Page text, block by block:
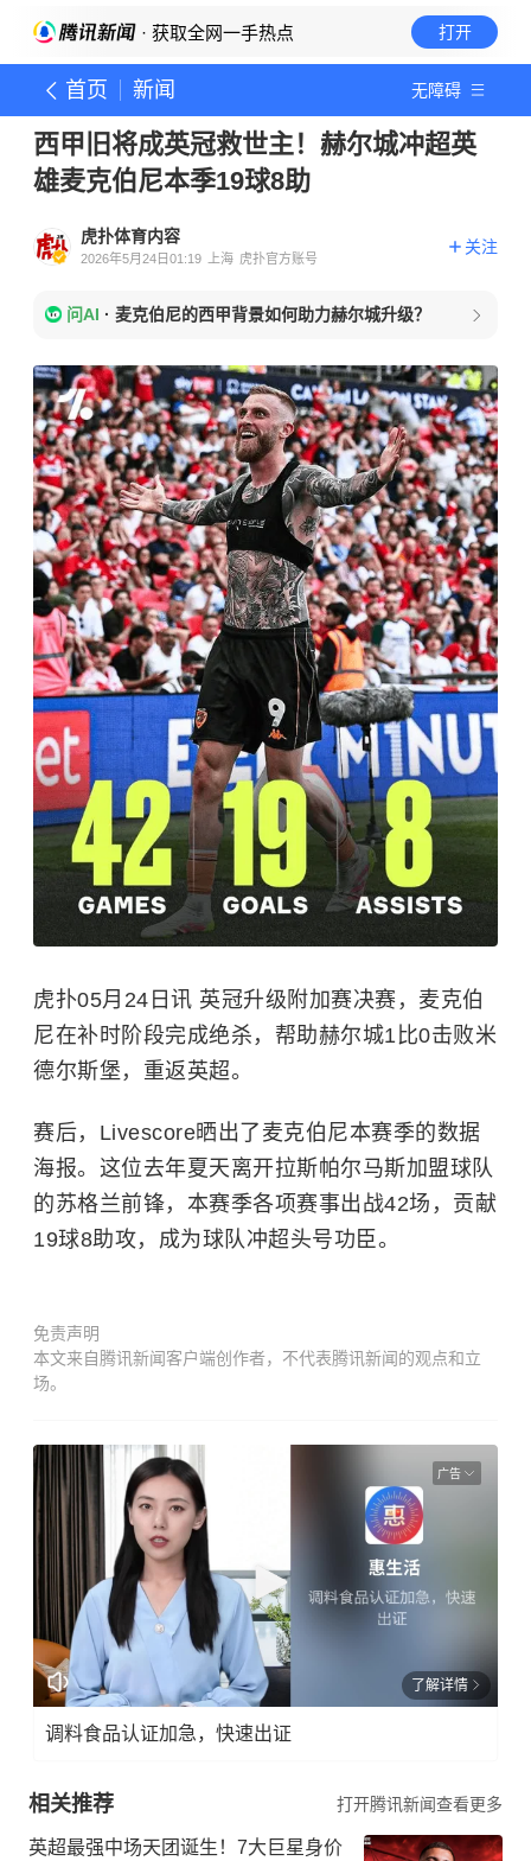
· 获取全网一手热点 打开
首页 新闻 无障碍
西甲旧将成英冠救世主！赫尔城冲超英
雄麦克伯尼本季19球8助
虎扑体育内容
2026年5月24日01:19 上海 虎扑官方账号
关注
问AI · 麦克伯尼的西甲背景如何助力赫尔城升级？
虎扑05月24日讯 英冠升级附加赛决赛，麦克伯
尼在补时阶段完成绝杀，帮助赫尔城1比0击败米
德尔斯堡，重返英超。
赛后，Livescore晒出了麦克伯尼本赛季的数据
海报。这位去年夏天离开拉斯帕尔马斯加盟球队
的苏格兰前锋，本赛季各项赛事出战42场，贡献
19球8助攻，成为球队冲超头号功臣。
免责声明
本文来自腾讯新闻客户端创作者，不代表腾讯新闻的观点和立
场。
广告
了解详情
调料食品认证加急，快速出证
相关推荐 打开腾讯新闻查看更多
英超最强中场天团诞生！7大巨星身价